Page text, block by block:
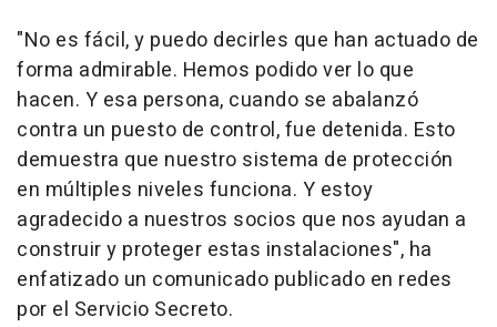
"No es fácil, y puedo decirles que han actuado de
forma admirable. Hemos podido ver lo que
hacen. Y esa persona, cuando se abalanzó
contra un puesto de control, fue detenida. Esto
demuestra que nuestro sistema de protección
en múltiples niveles funciona. Y estoy
agradecido a nuestros socios que nos ayudan a
construir y proteger estas instalaciones", ha
enfatizado un comunicado publicado en redes
por el Servicio Secreto.